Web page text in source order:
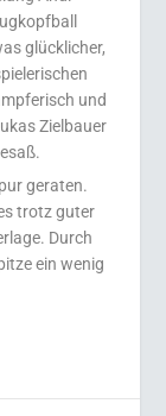
glücklicher,
und
Zielbauer
geraten.
trotz guter
Durch
ein wenig